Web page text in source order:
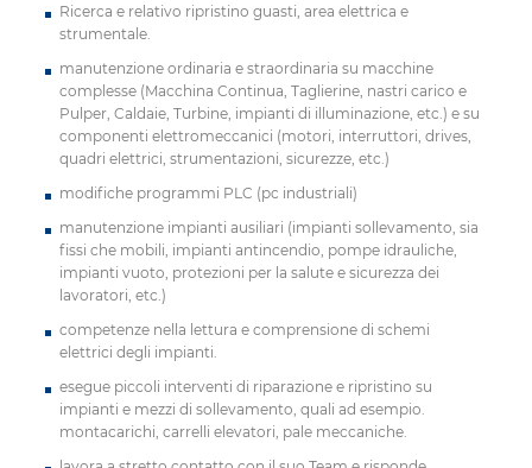
Ricerca e relativo ripristino guasti, area elettrica e
strumentale.
manutenzione ordinaria e straordinaria su macchine
complesse (Macchina Continua, Taglierine, nastri carico e
Pulper, Caldaie, Turbine, impianti di illuminazione, etc.) e su
componenti elettromeccanici (motori, interruttori, drives,
quadri elettrici, strumentazioni, sicurezze, etc.)
modifiche programmi PLC (pc industriali)
manutenzione impianti ausiliari (impianti sollevamento, sia
fissi che mobili, impianti antincendio, pompe idrauliche,
impianti vuoto, protezioni per la salute e sicurezza dei
lavoratori, etc.)
competenze nella lettura e comprensione di schemi
elettrici degli impianti.
esegue piccoli interventi di riparazione e ripristino su
impianti e mezzi di sollevamento, quali ad esempio.
montacarichi, carrelli elevatori, pale meccaniche.